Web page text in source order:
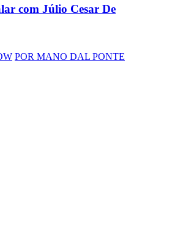
com Júlio Cesar De
POR MANO DAL PONTE